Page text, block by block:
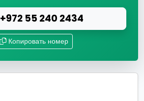
+972 55 240 2434
Копировать номер